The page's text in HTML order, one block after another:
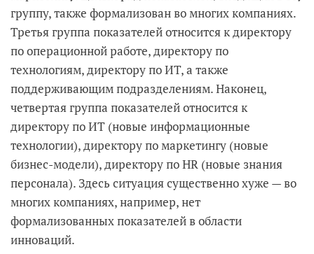
группу, также формализован во многих компаниях.
Третья группа показателей относится к директору
по операционной работе, директору по
технологиям, директору по ИТ, а также
поддерживающим подразделениям. Наконец,
четвертая группа показателей относится к
директору по ИТ (новые информационные
технологии), директору по маркетингу (новые
бизнес-модели), директору по HR (новые знания
персонала). Здесь ситуация существенно хуже — во
многих компаниях, например, нет
формализованных показателей в области
инноваций.